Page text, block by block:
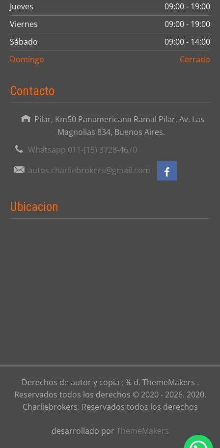
Jueves
09:00 - 19:00
Viernes
09:00 - 19:00
Sábado
09:00 - 14:00
Domingo
Cerrado
Contacto
Pilar, Km50 Panamericana Ramal Pilar, Av. Las
Magnolias 834, Buenos Aires.
Whatsapp 011-(15) 3728-4670
autos.charliebrokers@gmail.com
Ubicacion
Derechos de autor y copia ; % d. ThemeMakers .
Reservados todos los derechos © 2020 - 2026. 2020.
Charliebrokers. Reservados todos los derechos
desarrollado por ThemeMakers